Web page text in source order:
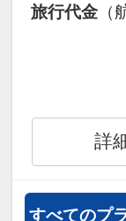
往復
たス
フラ
でき
ら、
にも
旅行
旅行代金
詳
すべてのプ